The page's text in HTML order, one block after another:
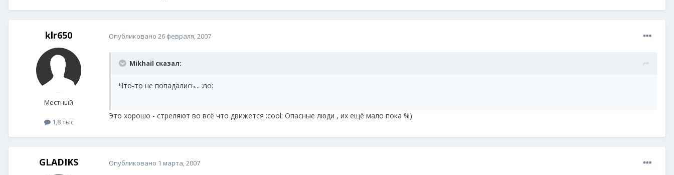
klr650
Местный
1,8 тыс
Опубликовано 26 февраля, 2007
Mikhail сказал:
Что-то не попадались... :no:
Это хорошо - стреляют во всё что движется :cool: Опасные люди , их ещё мало пока %)
GLADIKS Опубликовано 1 марта, 2007